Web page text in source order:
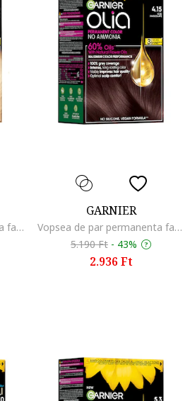
Vopsea de par permanenta fara amoniac Olia 1.0 Night Black, 174 ml, Light Blonde
GARNIER
Vopsea de par permanenta fara amoniac Olia 1.0 Night Black, 174 ml, Jeges csokolade
5.190 Ft - 43%
2.936 Ft